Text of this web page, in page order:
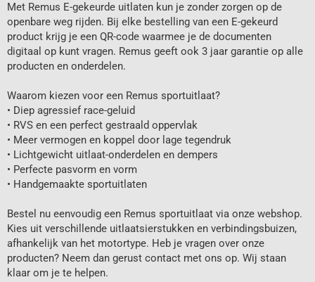
Met Remus E-gekeurde uitlaten kun je zonder zorgen op de
openbare weg rijden. Bij elke bestelling van een E-gekeurd
product krijg je een QR-code waarmee je de documenten
digitaal op kunt vragen. Remus geeft ook 3 jaar garantie op alle
producten en onderdelen.
Waarom kiezen voor een Remus sportuitlaat?
• Diep agressief race-geluid
• RVS en een perfect gestraald oppervlak
• Meer vermogen en koppel door lage tegendruk
• Lichtgewicht uitlaat-onderdelen en dempers
• Perfecte pasvorm en vorm
• Handgemaakte sportuitlaten
Bestel nu eenvoudig een Remus sportuitlaat via onze webshop.
Kies uit verschillende uitlaatsierstukken en verbindingsbuizen,
afhankelijk van het motortype. Heb je vragen over onze
producten? Neem dan gerust contact met ons op. Wij staan
klaar om je te helpen.